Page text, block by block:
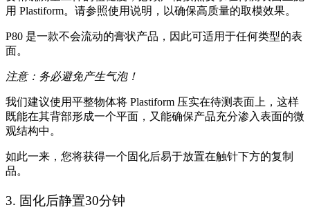
用 Plastiform。请参照使用说明，以确保高质量的取模效果。
P80 是一款不会流动的膏状产品，因此可适用于任何类型的表
面。
注意：务必避免产生气泡！
我们建议使用平整物体将 Plastiform 压实在待测表面上，这样
既能在其背部形成一个平面，又能确保产品充分渗入表面的微
观结构中。
如此一来，您将获得一个固化后易于放置在触针下方的复制
品。
3. 固化后静置30分钟